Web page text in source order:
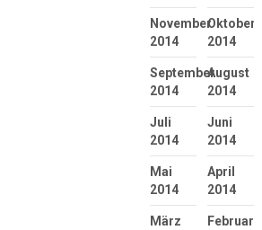
November
2014
Oktober
2014
September
2014
August
2014
Juli
2014
Juni
2014
Mai
2014
April
2014
März
Februar